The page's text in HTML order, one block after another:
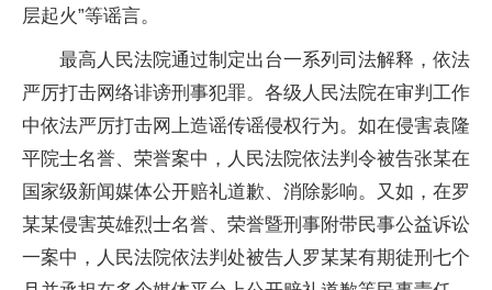
层起火”等谣言。
最高人民法院通过制定出台一系列司法解释，依法
严厉打击网络诽谤刑事犯罪。各级人民法院在审判工作
中依法严厉打击网上造谣传谣侵权行为。如在侵害袁隆
平院士名誉、荣誉案中，人民法院依法判令被告张某在
国家级新闻媒体公开赔礼道歉、消除影响。又如，在罗
某某侵害英雄烈士名誉、荣誉暨刑事附带民事公益诉讼
一案中，人民法院依法判处被告人罗某某有期徒刑七个